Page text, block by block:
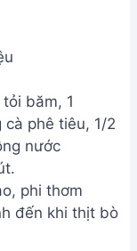
băm, 1
cà phê tiêu, 1/2
nước
phi thơm
đến khi thịt bò